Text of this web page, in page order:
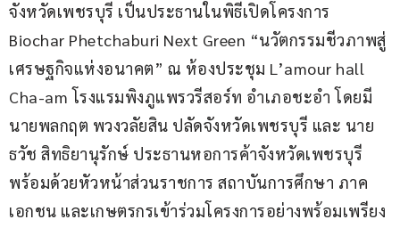
จังหวัดเพชรบุรี เป็นประธานในพิธีเปิดโครงการ
Biochar Phetchaburi Next Green “นวัตกรรมชีวภาพสู่
เศรษฐกิจแห่งอนาคต” ณ ห้องประชุม L’amour hall
Cha-am โรงแรมพิงภูแพรวรีสอร์ท อำเภอชะอำ โดยมี
นายพลกฤต พวงวลัยสิน ปลัดจังหวัดเพชรบุรี และ นาย
ธวัช สิทธิยานุรักษ์ ประธานหอการค้าจังหวัดเพชรบุรี
พร้อมด้วยหัวหน้าส่วนราชการ สถาบันการศึกษา ภาค
เอกชน และเกษตรกรเข้าร่วมโครงการอย่างพร้อมเพรียง